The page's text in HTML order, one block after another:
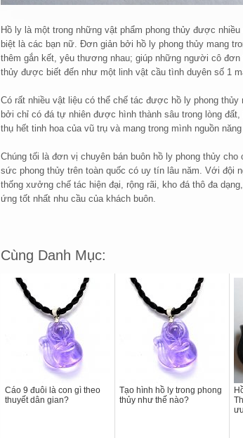
Hồ ly là một trong những vật phẩm phong thủy được
biệt là các bạn nữ. Đơn giản bởi hồ ly phong thủy mang
thêm gắn kết, yêu thương nhau; giúp những người cô
thủy được biết đến như một linh vật cầu tình duyên số 1
Có rất nhiều vật liệu có thể chế tác được hồ ly phong
bởi chỉ có đá tự nhiên được hình thành sâu trong lòng
thụ hết tinh hoa của vũ trụ và mang trong mình nguồn
Chúng tối là đơn vị chuyên bán buôn hồ ly phong thủy
sức phong thủy trên toàn quốc có uy tín lâu năm. Với đội
thống xưởng chế tác hiện đại, rộng rãi, kho đá thô đa
ứng tốt nhất nhu cầu của khách buôn.
Cùng Danh Mục:
Cáo 9 đuôi là con gì theo
thuyết dân gian?
Tạo hình hồ ly trong phong
thủy như thế nào?